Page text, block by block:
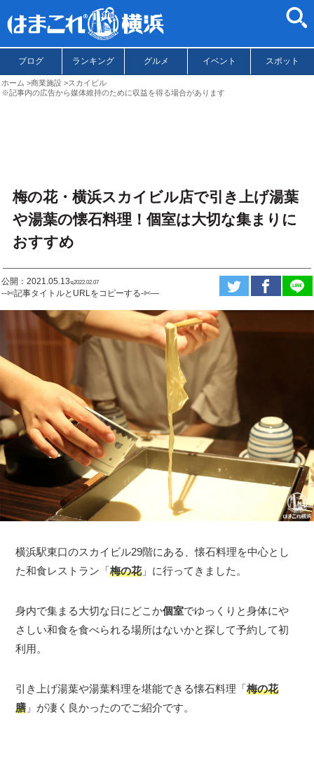
ブログ ランキング グルメ イベント スポット
ホーム 商業施設
スカイビル
※記事内の広告から媒体維持のために収益を得る場合があります
梅の花・横浜スカイビル店で引き上げ湯葉
や湯葉の懐石料理！個室は大切な集まりに
おすすめ
公開：2021.05.13ಇ2022.02.07
--✄記事タイトルとURLをコピーする-✄—
横浜駅東口のスカイビル29階にある、懐石料理を中心とし
た和食レストラン「梅の花」に行ってきました。
身内で集まる大切な日にどこか個室でゆっくりと身体にや
さしい和食を食べられる場所はないかと探して予約して初
利用。
引き上げ湯葉や湯葉料理を堪能できる懐石料理「梅の花
膳 」が凄く良かったのでご紹介です。